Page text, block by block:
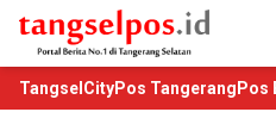
TangselCityPos Tangerang Pos